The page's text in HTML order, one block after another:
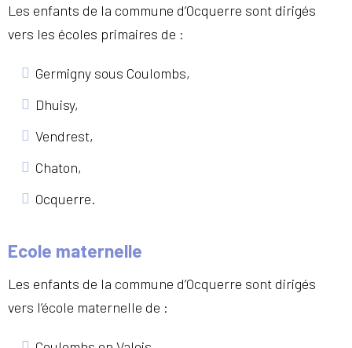
Les enfants de la commune d’Ocquerre sont dirigés
vers les écoles primaires de :
Germigny sous Coulombs,
Dhuisy,
Vendrest,
Chaton,
Ocquerre.
Ecole maternelle
Les enfants de la commune d’Ocquerre sont dirigés
vers l’école maternelle de :